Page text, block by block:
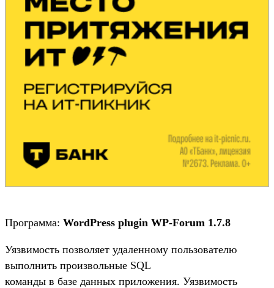
Программа: WordPress plugin WP-Forum 1.7.8
Уязвимость позволяет удаленному пользователю
выполнить произвольные SQL
команды в базе данных приложения. Уязвимость